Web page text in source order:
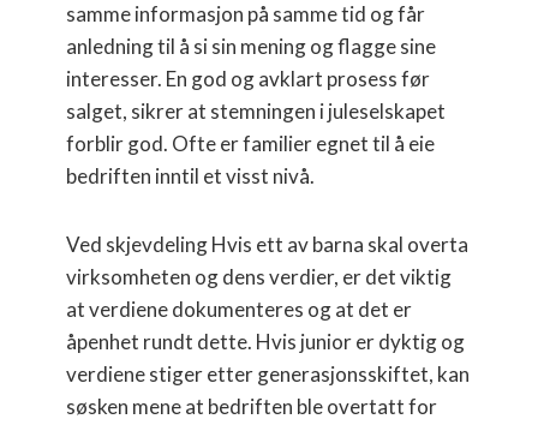
samme informasjon på samme tid og får
anledning til å si sin mening og flagge sine
interesser. En god og avklart prosess før
salget, sikrer at stemningen i juleselskapet
forblir god. Ofte er familier egnet til å eie
bedriften inntil et visst nivå.
Ved skjevdeling Hvis ett av barna skal overta
virksomheten og dens verdier, er det viktig
at verdiene dokumenteres og at det er
åpenhet rundt dette. Hvis junior er dyktig og
verdiene stiger etter generasjonsskiftet, kan
søsken mene at bedriften ble overtatt for